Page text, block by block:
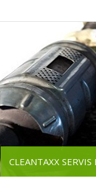
CLEANTAXX SERVIS